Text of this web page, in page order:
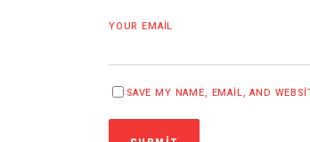
YOUR EMAIL
SAVE MY NAME, EMAIL, AND